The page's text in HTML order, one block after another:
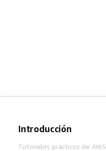
Introducción
Tutoriales prácticos de AWS